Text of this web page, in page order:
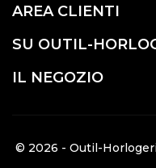
AREA CLIENTI
SU OUTIL-
IL NEGOZIO
© 2026 - Outil-